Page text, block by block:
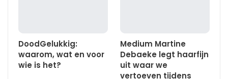
DoodGelukkig:
waarom, wat en voor
wie is het?
Medium Martine
Debaeke legt haarfijn
uit waar we
vertoeven tijdens